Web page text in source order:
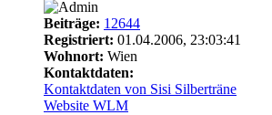
Beiträge: 12644
Registriert: 01.04.2006, 23:03:41
Wohnort: Wien
Kontaktdaten:
Kontaktdaten von Sisi Silberträne
Website WLM